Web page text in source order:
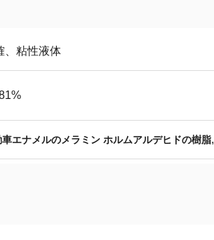
、粘性液体
車エナメルのメラミン ホルムアルデヒドの樹脂,